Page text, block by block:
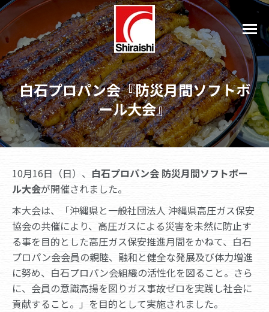
白石プロパン会『防災月間ソフトボ
ール大会』
10月16日（日）、 白石プロパン会 防災月間ソフトボー
ル大会が開催されました。
本大会は、「沖縄県と一般社団法人 沖縄県高圧ガス保安
協会の共催により、高圧ガスによる災害を未然に防止す
る事を目的とした高圧ガス保安推進月間をかねて、白石
プロパン会会員の親睦、融和と健全な発展及び体力増進
に努め、白石プロパン会組織の活性化を図ること。さら
に、会員の意識高揚を図りガス事故ゼロを実践し社会に
貢献すること。」を目的として実施されました。